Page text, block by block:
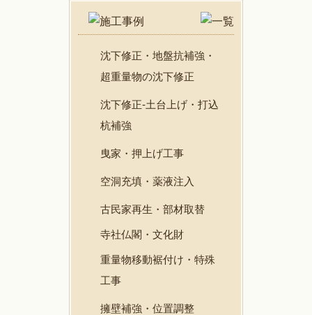
沈下修正・地盤抗補強・
超重量物の沈下修正
沈下修正-土台上げ・打込
杭補強
曳家・押上げ工事
空洞充填・薬液注入
古民家再生・部材取替
寺社仏閣・文化財
重量物移動裾付け・特殊
工事
擁壁補強・位置調整